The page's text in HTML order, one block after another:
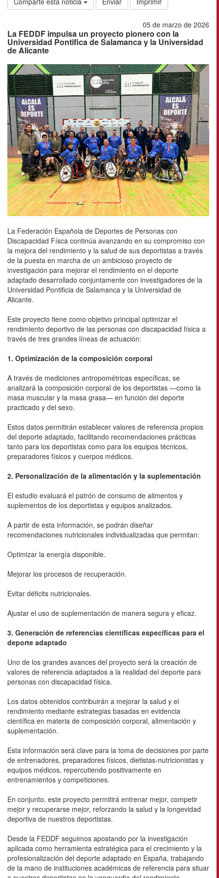
05 de marzo de 2026
La FEDDF impulsa un proyecto pionero con la
Universidad Pontifica de Salamanca y la Universidad
de Alicante
La Federación Española de Deportes de Personas con
Discapacidad Físca continúa avanzando en su compromiso con
la mejora del rendimiento y la salud de sus deportistas a través
de la puesta en marcha de un ambicioso proyecto de
investigación para mejorar el rendimiento en el deporte
adaptado desarrollado conjuntamente con investigadores de la
Universidad Pontificia de Salamanca y la Universidad de
Alicante.
Este proyecto tiene como objetivo principal optimizar el
rendimiento deportivo de las personas con discapacidad física a
través de tres grandes líneas de actuación:
1. Optimización de la composición corporal
A través de mediciones antropométricas específicas, se
analizará la composición corporal de los deportistas —como la
masa muscular y la masa grasa— en función del deporte
practicado y del sexo.
Estos datos permitirán establecer valores de referencia propios
del deporte adaptado, facilitando recomendaciones prácticas
tanto para los deportistas como para los equipos técnicos,
preparadores físicos y cuerpos médicos.
2. Personalización de la alimentación y la suplementación
El estudio evaluará el patrón de consumo de alimentos y
suplementos de los deportistas y equipos analizados.
A partir de esta información, se podrán diseñar
recomendaciones nutricionales individualizadas que permitan:
Optimizar la energía disponible.
Mejorar los procesos de recuperación.
Evitar déficits nutricionales.
Ajustar el uso de suplementación de manera segura y eficaz.
3. Generación de referencias científicas específicas para el
deporte adaptado
Uno de los grandes avances del proyecto será la creación de
valores de referencia adaptados a la realidad del deporte para
personas con discapacidad física.
Los datos obtenidos contribuirán a mejorar la salud y el
rendimiento mediante estrategias basadas en evidencia
científica en materia de composición corporal, alimentación y
suplementación.
Esta información será clave para la toma de decisiones por parte
de entrenadores, preparadores físicos, dietistas-nutricionistas y
equipos médicos, repercutiendo positivamente en
entrenamientos y competiciones.
En conjunto, este proyecto permitirá entrenar mejor, competir
mejor y recuperarse mejor, reforzando la salud y la longevidad
deportiva de nuestros deportistas.
Desde la FEDDF seguimos apostando por la investigación
aplicada como herramienta estratégica para el crecimiento y la
profesionalización del deporte adaptado en España, trabajando
de la mano de instituciones académicas de referencia para situar